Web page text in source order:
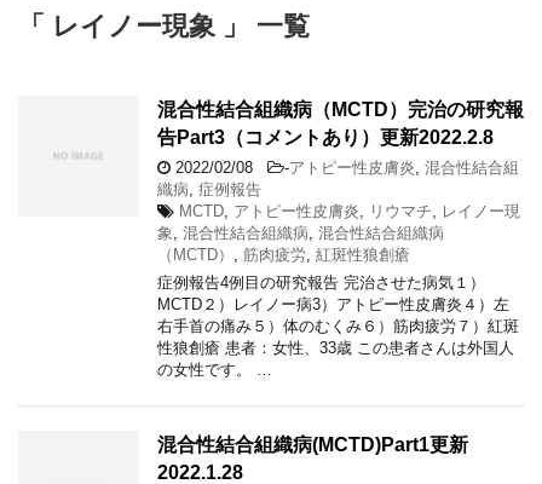
「 レイノー現象 」 一覧
混合性結合組織病（MCTD）完治の研究報
告Part3（コメントあり）更新2022.2.8
2022/02/08 -アトピー性皮膚炎 混合性結合組
織病 症例報告
MCTD アトピー性皮膚炎 リウマチ
レイノー現
象
混合性結合組織病 混合性結合組織病
（MCTD）
筋肉疲労 紅斑性狼創瘡
症例報告4例目の研究報告 完治させた病気１）
MCTD２）レイノー病3）アトピー性皮膚炎４）左
右手首の痛み５）体のむくみ６）筋肉疲労７）紅斑
性狼創瘡 患者：女性、33歳 この患者さんは外国人
の女性です。 …
混合性結合組織病(MCTD)Part1更新
2022.1.28